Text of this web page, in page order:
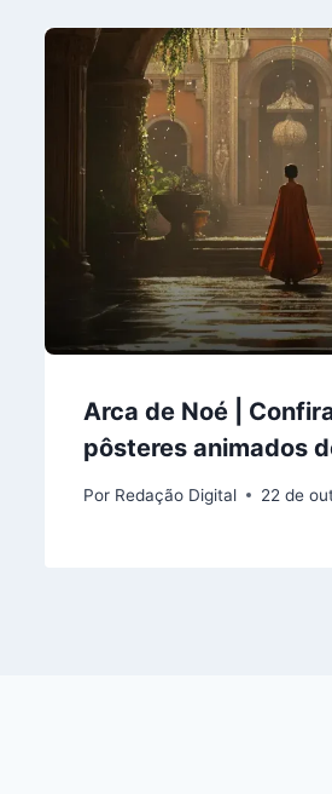
Arca de Noé |
pôsteres animados
Por Redação Digital 22 de